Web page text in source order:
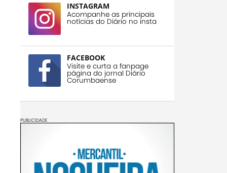
INSTAGRAM
Acompanhe as principais
notícias do Diário no insta
FACEBOOK
Visite e curta a fanpage
página do jornal Diário
Corumbaense
PUBLICIDADE